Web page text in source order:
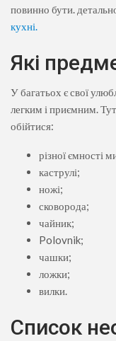
повинно бути.
кухні.
Які
У багатьох є свої
легким і приємним.
обійтися:
різної ємності
каструлі;
ножі;
сковорода;
чайник;
Polovnik;
чашки;
ложки;
вилки.
Список